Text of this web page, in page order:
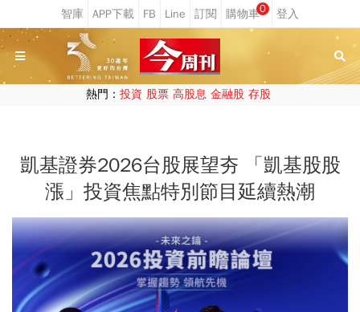
0
熱門： 投資 股票 高股息 金融股 存股
凱基證券2026台股展望夯 「凱基股股
漲」投資焦點特別節目延續熱潮